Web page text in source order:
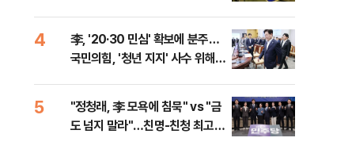
4
李, '20·30 민심' 확보에 분주…
국민의힘, '청년 지지' 사수 위해
5
"정청래, 李 모욕에 침묵" vs "금
도 넘지 말라"…친명-친청 최고위